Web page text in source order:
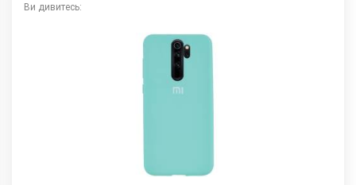
Ви дивитесь: